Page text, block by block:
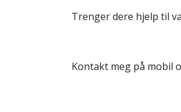
Trenger dere hjelp til
Kontakt meg på mobil